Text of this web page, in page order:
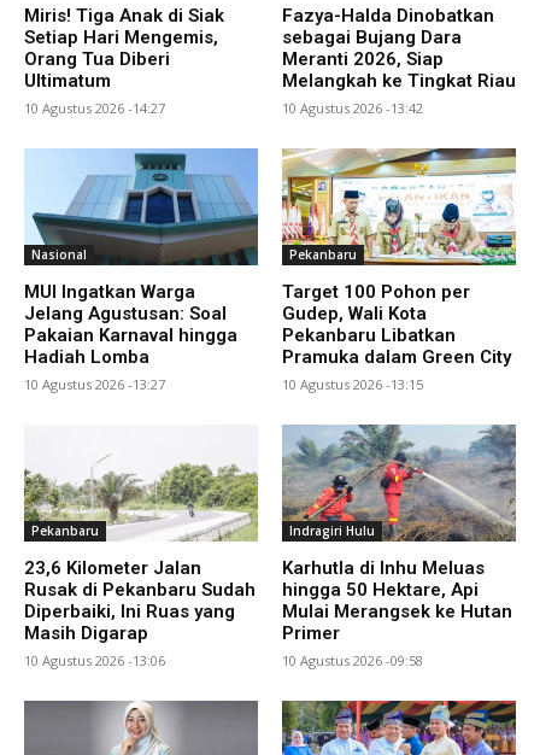
Miris! Tiga Anak di Siak
Setiap Hari Mengemis,
Orang Tua Diberi
Ultimatum
10 Agustus 2026 -14:27
Fazya-Halda Dinobatkan
sebagai Bujang Dara
Meranti 2026, Siap
Melangkah ke Tingkat Riau
10 Agustus 2026 -13:42
Nasional
MUI Ingatkan Warga
Jelang Agustusan: Soal
Pakaian Karnaval hingga
Hadiah Lomba
10 Agustus 2026 -13:27
Pekanbaru
Target 100 Pohon per
Gudep, Wali Kota
Pekanbaru Libatkan
Pramuka dalam Green City
10 Agustus 2026 -13:15
Pekanbaru
23,6 Kilometer Jalan
Rusak di Pekanbaru Sudah
Diperbaiki, Ini Ruas yang
Masih Digarap
10 Agustus 2026 -13:06
Indragiri Hulu
Karhutla di Inhu Meluas
hingga 50 Hektare, Api
Mulai Merangsek ke Hutan
Primer
10 Agustus 2026 -09:58